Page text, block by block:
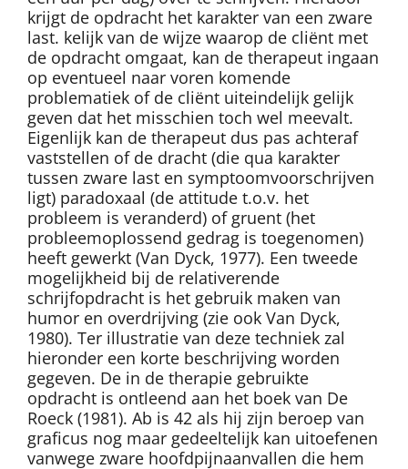
krijgt de opdracht het karakter van een zware
last. kelijk van de wijze waarop de cliënt met
de opdracht omgaat, kan de therapeut ingaan
op eventueel naar voren komende
problematiek of de cliënt uiteindelijk gelijk
geven dat het misschien toch wel meevalt.
Eigenlijk kan de therapeut dus pas achteraf
vaststellen of de dracht (die qua karakter
tussen zware last en symptoomvoorschrijven
ligt) paradoxaal (de attitude t.o.v. het
probleem is veranderd) of gruent (het
probleemoplossend gedrag is toegenomen)
heeft gewerkt (Van Dyck, 1977). Een tweede
mogelijkheid bij de relativerende
schrijfopdracht is het gebruik maken van
humor en overdrijving (zie ook Van Dyck,
1980). Ter illustratie van deze techniek zal
hieronder een korte beschrijving worden
gegeven. De in de therapie gebruikte
opdracht is ontleend aan het boek van De
Roeck (1981). Ab is 42 als hij zijn beroep van
graficus nog maar gedeeltelijk kan uitoefenen
vanwege zware hoofdpijnaanvallen die hem